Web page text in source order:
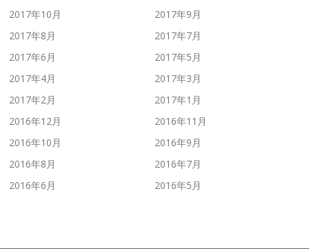
2017年10月
2017年9月
2017年8月
2017年7月
2017年6月
2017年5月
2017年4月
2017年3月
2017年2月
2017年1月
2016年12月
2016年11月
2016年10月
2016年9月
2016年8月
2016年7月
2016年6月
2016年5月